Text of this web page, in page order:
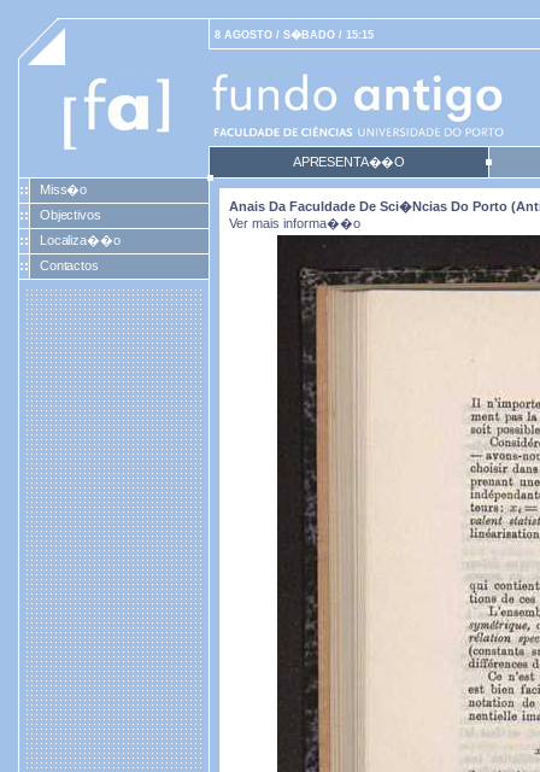
8 AGOSTO / S�BADO / 15:15
APRESENTA��O
Miss�o
Objectivos
Localiza��o
Contactos
Anais Da Faculdade De Sci�ncias Do Porto
Ver mais informa��o